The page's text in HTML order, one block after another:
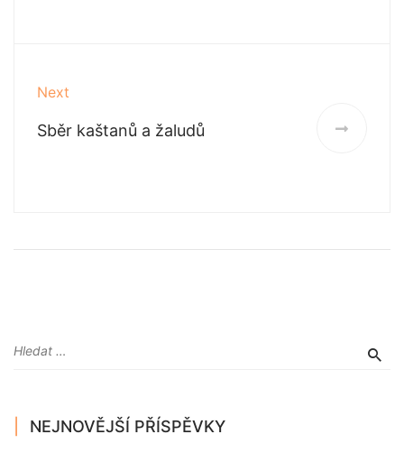
Next
Sběr kaštanů a žaludů
NEJNOVĚJŠÍ PŘÍSPĚVKY